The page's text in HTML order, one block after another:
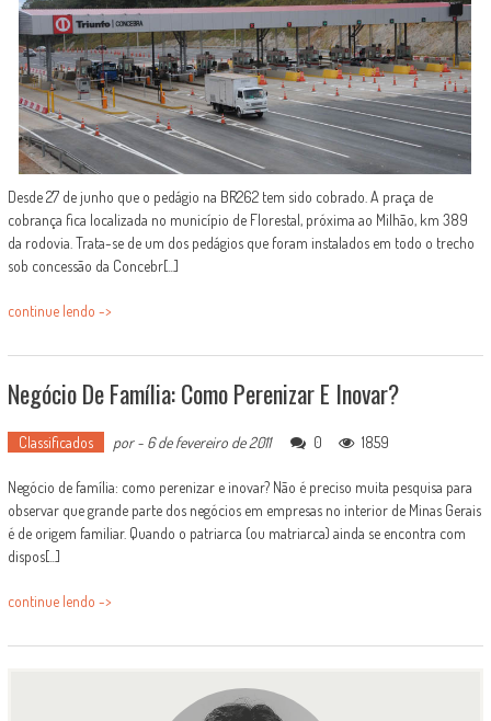
Desde 27 de junho que o pedágio na BR262 tem sido cobrado. A praça de
cobrança fica localizada no município de Florestal, próxima ao Milhão, km 389
da rodovia. Trata-se de um dos pedágios que foram instalados em todo o trecho
sob concessão da Concebr[...]
continue lendo ->
Negócio De Família: Como Perenizar E Inovar?
Classificados por- 6 de fevereiro de 2011 0 1859
Negócio de família: como perenizar e inovar? Não é preciso muita pesquisa para
observar que grande parte dos negócios em empresas no interior de Minas Gerais
é de origem familiar. Quando o patriarca (ou matriarca) ainda se encontra com
dispos[...]
continue lendo ->